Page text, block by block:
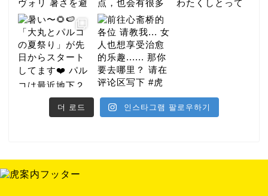
더 로드 인스타그램 팔로우하기
호텔